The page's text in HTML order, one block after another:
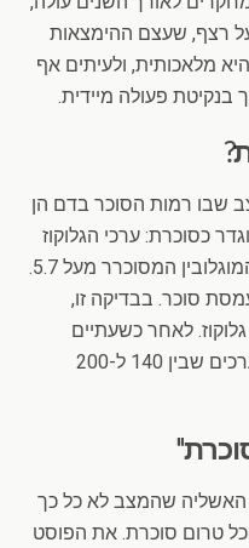
על רצף, שעצם ההימצאות
מלאכותית, ולעיתים אף
פעולה מיידית.
שבו רמות הסוכר בדם הן
כסוכרת: ערכי הגלוקוז
סוכר. בבדיקה זו,
לאחר כשעתיים
נבדקת רמת הסוכר בדמו, כאשר ערכים שבין 140 ל-200
האשליה שהמצב לא כל כך
טרום סוכרת. את הפוסט